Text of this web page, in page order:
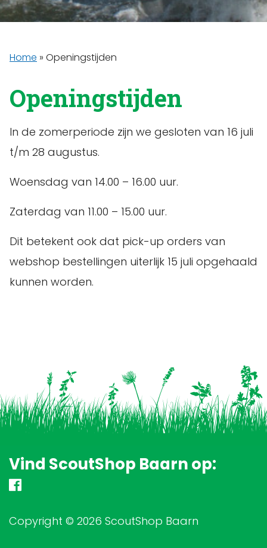
Home » Openingstijden
Openingstijden
In de zomerperiode zijn we gesloten van 16 juli
t/m 28 augustus.
Woensdag van 14.00 – 16.00 uur.
Zaterdag van 11.00 – 15.00 uur.
Dit betekent ook dat pick-up orders van
webshop bestellingen uiterlijk 15 juli opgehaald
kunnen worden.
Vind ScoutShop Baarn op:
Copyright © 2026 ScoutShop Baarn